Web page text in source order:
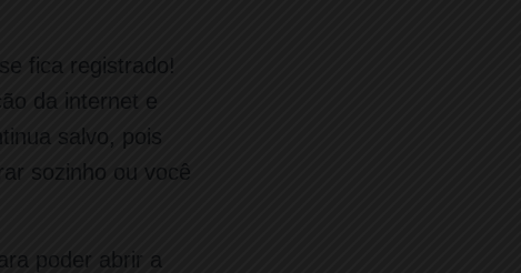
fica registrado!
da internet e
salvo, pois
sozinho ou você
poder abrir a